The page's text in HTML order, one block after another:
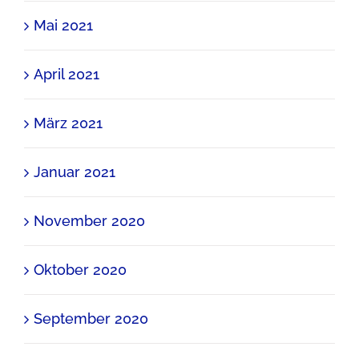
Mai 2021
April 2021
März 2021
Januar 2021
November 2020
Oktober 2020
September 2020